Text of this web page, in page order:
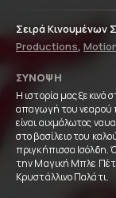
Σειρά Κινουμένων
Productions,
ΣΎΝΟΨΗ
Η ιστορία μας ξεκινά
απαγωγή του νεαρού
είναι αιχμάλωτος
στο βασίλειο του
πριγκήπισσα Ισόλδη.
την Μαγική Μπλε
Κρυστάλλινο Παλάτι.